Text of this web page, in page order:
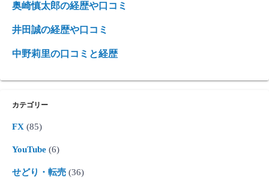
奥崎慎太郎の経歴や口コミ
井田誠の経歴や口コミ
中野莉里の口コミと経歴
カテゴリー
FX (85)
YouTube (6)
せどり・転売 (36)